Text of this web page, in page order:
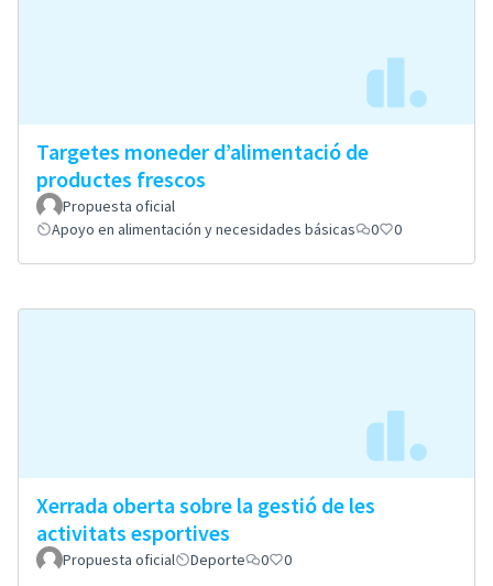
Targetes moneder d’alimentació de
productes frescos
Propuesta oficial
Apoyo en alimentación y necesidades básicas
0 0
Xerrada oberta sobre la gestió de les
activitats esportives
Propuesta oficial Deporte 0 0